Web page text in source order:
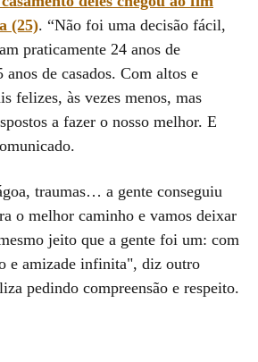
(25). “Não foi uma decisão fácil,
praticamente 24 anos de
de casados. Com altos e
felizes, às vezes menos, mas
a fazer o nosso melhor. E
traumas… a gente conseguiu
o melhor caminho e vamos deixar
jeito que a gente foi um: com
e amizade infinita", diz outro
pedindo compreensão e respeito.